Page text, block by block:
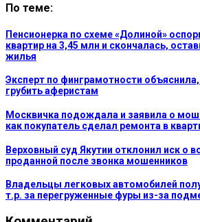
По теме:
Пенсионерка по схеме «Долиной»
квартир на 3,45 млн и скончалась,
жилья
Эксперт по финграмотности
грубить аферистам
Москвичка подождала и заявила о
как покупатель сделал ремонта в
Верховный суд Якутии отклонил иск о
проданной после звонка мошенников
Владельцы легковых автомобилей
т.р. за перегруженные фуры из-за